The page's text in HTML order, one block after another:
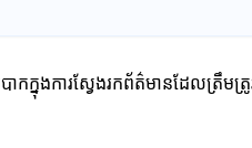
ងការស្វែងរកព័ត៌មានដែលត្រឹមត្រូវ